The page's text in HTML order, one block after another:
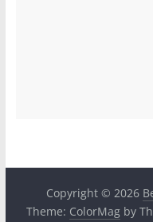
Copyright © 2026
Theme: ColorMagby